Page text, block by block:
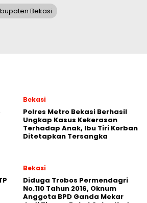
Bekasi
Bekasi
Polres Metro Bekasi Berhasil
Ungkap Kasus Kekerasan
Terhadap Anak, Ibu Tiri Korban
Ditetapkan Tersangka
Bekasi
Diduga Trobos Permendagri
No.110 Tahun 2016, Oknum
Anggota BPD Ganda Mekar